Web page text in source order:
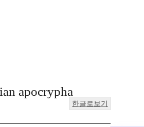
apocrypha
한글로보기